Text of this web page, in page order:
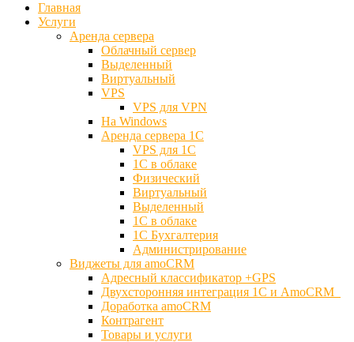
Главная
Услуги
Аренда сервера
Облачный сервер
Выделенный
Виртуальный
VPS
VPS для VPN
На Windows
Аренда сервера 1С
VPS для 1С
1С в облаке
Физический
Виртуальный
Выделенный
1С в облаке
1С Бухгалтерия
Администрирование
Виджеты для amoCRM
Адресный классификатор +GPS
Двухсторонняя интеграция 1С и AmoCRM
Доработка amoCRM
Контрагент
Товары и услуги